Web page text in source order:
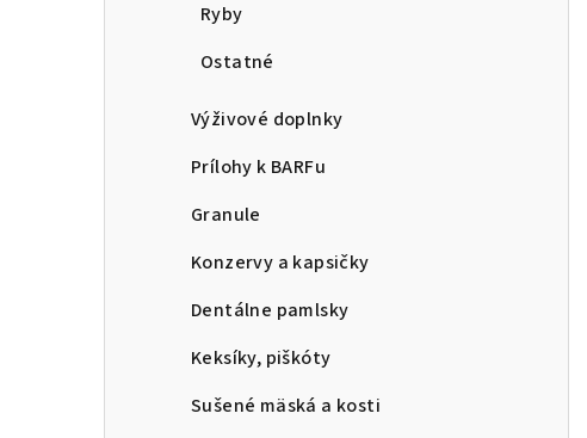
Ryby
Ostatné
Výživové doplnky
Prílohy k BARFu
Granule
Konzervy a kapsičky
Dentálne pamlsky
Keksíky, piškóty
Sušené mäská a kosti